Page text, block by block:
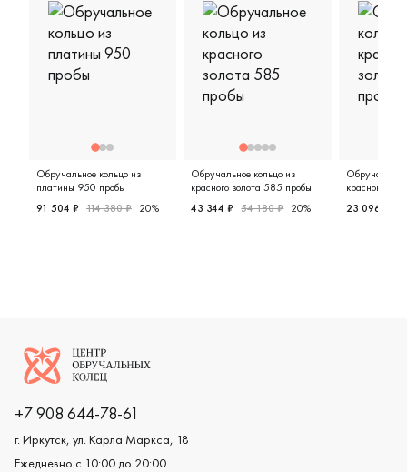
Обручальное кольцо из
платины 950 пробы
91 504 ₽ 114 380 ₽ 20%
Обручальное кольцо из
красного золота 585 пробы
43 344 ₽ 54 180 ₽ 20%
красного
23 096 ₽
Логотип компании
+7 908 644-78-61
г. Иркутск, ул. Карла Маркса, 18
Ежедневно с 10:00 до 20:00